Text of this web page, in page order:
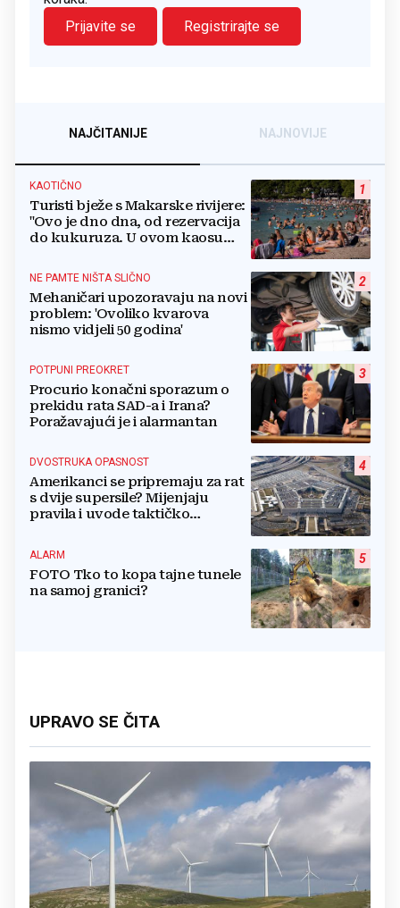
Prijavite se
Registrirajte se
NAJČITANIJE NAJNOVIJE
1
KAOTIČNO
Turisti bježe s Makarske rivijere:
"Ovo je dno dna, od rezervacija
do kukuruza. U ovom kaosu
2
NE PAMTE NIŠTA SLIČNO
Mehaničari upozoravaju na novi
problem: 'Ovoliko kvarova
nismo vidjeli 50 godina'
3
POTPUNI PREOKRET
Procurio konačni sporazum o
prekidu rata SAD-a i Irana?
Poražavajući je i alarmantan
4
DVOSTRUKA OPASNOST
Amerikanci se pripremaju za rat
s dvije supersile? Mijenjaju
pravila i uvode taktičko
5
ALARM
FOTO Tko to kopa tajne tunele
na samoj granici?
UPRAVO SE ČITA